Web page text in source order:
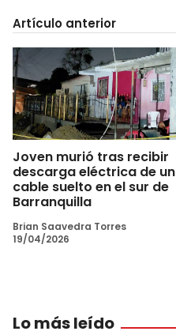
Artículo anterior
Joven murió tras recibir
descarga eléctrica de un
cable suelto en el sur de
Barranquilla
Brian Saavedra Torres
19/04/2026
Lo más leído